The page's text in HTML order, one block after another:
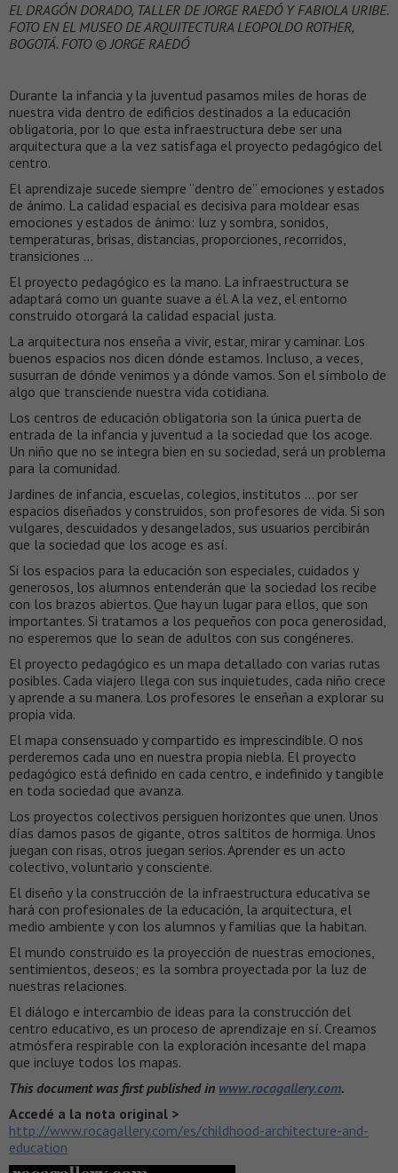
EL DRAGÓN DORADO, TALLER DE JORGE RAEDÓ Y FABIOLA URIBE.
FOTO EN EL MUSEO DE ARQUITECTURA LEOPOLDO ROTHER,
BOGOTÁ. FOTO © JORGE RAEDÓ
Durante la infancia y la juventud pasamos miles de horas de
nuestra vida dentro de edificios destinados a la educación
obligatoria, por lo que esta infraestructura debe ser una
arquitectura que a la vez satisfaga el proyecto pedagógico del
centro.
El aprendizaje sucede siempre “dentro de” emociones y estados
de ánimo. La calidad espacial es decisiva para moldear esas
emociones y estados de ánimo: luz y sombra, sonidos,
temperaturas, brisas, distancias, proporciones, recorridos,
transiciones …
El proyecto pedagógico es la mano. La infraestructura se
adaptará como un guante suave a él. A la vez, el entorno
construido otorgará la calidad espacial justa.
La arquitectura nos enseña a vivir, estar, mirar y caminar. Los
buenos espacios nos dicen dónde estamos. Incluso, a veces,
susurran de dónde venimos y a dónde vamos. Son el símbolo de
algo que transciende nuestra vida cotidiana.
Los centros de educación obligatoria son la única puerta de
entrada de la infancia y juventud a la sociedad que los acoge.
Un niño que no se integra bien en su sociedad, será un problema
para la comunidad.
Jardines de infancia, escuelas, colegios, institutos … por ser
espacios diseñados y construidos, son profesores de vida. Si son
vulgares, descuidados y desangelados, sus usuarios percibirán
que la sociedad que los acoge es así.
Si los espacios para la educación son especiales, cuidados y
generosos, los alumnos entenderán que la sociedad los recibe
con los brazos abiertos. Que hay un lugar para ellos, que son
importantes. Si tratamos a los pequeños con poca generosidad,
no esperemos que lo sean de adultos con sus congéneres.
El proyecto pedagógico es un mapa detallado con varias rutas
posibles. Cada viajero llega con sus inquietudes, cada niño crece
y aprende a su manera. Los profesores le enseñan a explorar su
propia vida.
El mapa consensuado y compartido es imprescindible. O nos
perderemos cada uno en nuestra propia niebla. El proyecto
pedagógico está definido en cada centro, e indefinido y tangible
en toda sociedad que avanza.
Los proyectos colectivos persiguen horizontes que unen. Unos
días damos pasos de gigante, otros saltitos de hormiga. Unos
juegan con risas, otros juegan serios. Aprender es un acto
colectivo, voluntario y consciente.
El diseño y la construcción de la infraestructura educativa se
hará con profesionales de la educación, la arquitectura, el
medio ambiente y con los alumnos y familias que la habitan.
El mundo construido es la proyección de nuestras emociones,
sentimientos, deseos; es la sombra proyectada por la luz de
nuestras relaciones.
El diálogo e intercambio de ideas para la construcción del
centro educativo, es un proceso de aprendizaje en sí. Creamos
atmósfera respirable con la exploración incesante del mapa
que incluye todos los mapas.
This document was first published in www.rocagallery.com.
Accedé a la nota original >
http://www.rocagallery.com/es/childhood-architecture-and-
education